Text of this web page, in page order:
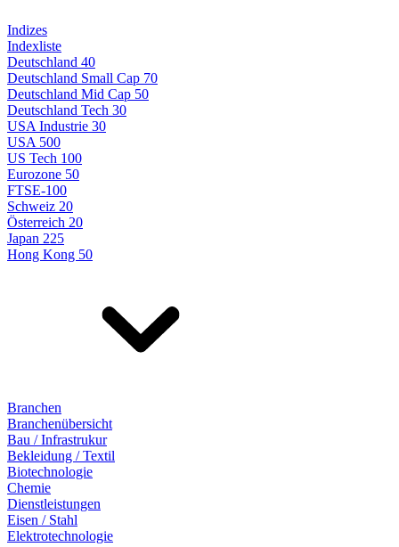
Indizes
Indexliste
Deutschland 40
Deutschland Small Cap 70
Deutschland Mid Cap 50
Deutschland Tech 30
USA Industrie 30
USA 500
US Tech 100
Eurozone 50
FTSE-100
Schweiz 20
Österreich 20
Japan 225
Hong Kong 50
Branchen
Branchenübersicht
Bau / Infrastrukur
Bekleidung / Textil
Biotechnologie
Chemie
Dienstleistungen
Eisen / Stahl
Elektrotechnologie